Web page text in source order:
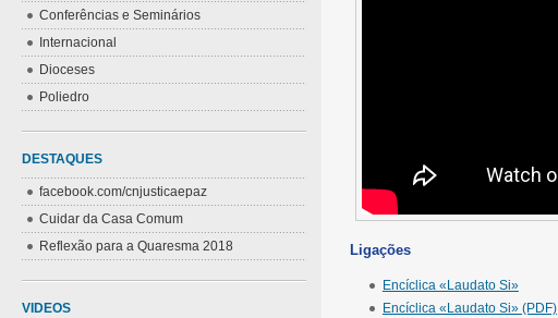
Ligações
Encíclica «Laudato Si»
Encíclica «Laudato Si» (PDF)
Conferências e Seminários
Internacional
Dioceses
Poliedro
DESTAQUES
facebook.com/cnjusticaepaz
Cuidar da Casa Comum
Reflexão para a Quaresma 2018
VIDEOS